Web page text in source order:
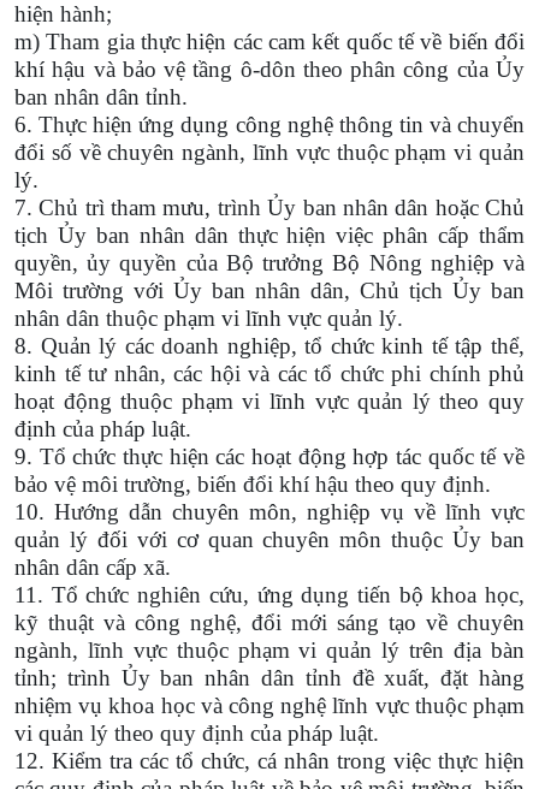
hiện hành;
m) Tham gia thực hiện các cam kết quốc tế về biến đổi
khí hậu và bảo vệ tầng ô-dôn theo phân công của Ủy
ban nhân dân tỉnh.
6. Thực hiện ứng dụng công nghệ thông tin và chuyển
đổi số về chuyên ngành, lĩnh vực thuộc phạm vi quản
lý.
7. Chủ trì tham mưu, trình Ủy ban nhân dân hoặc Chủ
tịch Ủy ban nhân dân thực hiện việc phân cấp thẩm
quyền, ủy quyền của Bộ trưởng Bộ Nông nghiệp và
Môi trường với Ủy ban nhân dân, Chủ tịch Ủy ban
nhân dân thuộc phạm vi lĩnh vực quản lý.
8. Quản lý các doanh nghiệp, tổ chức kinh tế tập thể,
kinh tế tư nhân, các hội và các tổ chức phi chính phủ
hoạt động thuộc phạm vi lĩnh vực quản lý theo quy
định của pháp luật.
9. Tổ chức thực hiện các hoạt động hợp tác quốc tế về
bảo vệ môi trường, biến đổi khí hậu theo quy định.
10. Hướng dẫn chuyên môn, nghiệp vụ về lĩnh vực
quản lý đối với cơ quan chuyên môn thuộc Ủy ban
nhân dân cấp xã.
11. Tổ chức nghiên cứu, ứng dụng tiến bộ khoa học,
kỹ thuật và công nghệ, đổi mới sáng tạo về chuyên
ngành, lĩnh vực thuộc phạm vi quản lý trên địa bàn
tỉnh; trình Ủy ban nhân dân tỉnh đề xuất, đặt hàng
nhiệm vụ khoa học và công nghệ lĩnh vực thuộc phạm
vi quản lý theo quy định của pháp luật.
12. Kiểm tra các tổ chức, cá nhân trong việc thực hiện